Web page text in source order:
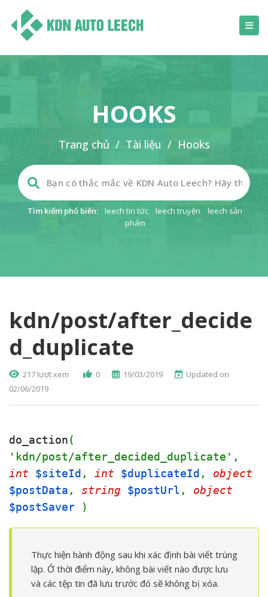
HOOKS
Trang chủ / Tài liệu / Hooks
Tìm kiếm phổ biến: leech tin tức, leech truyện, leech sản
phẩm
kdn/post/after_decide
d_duplicate
217 lượt xem 0 19/03/2019
Updated on
02/06/2019
do_action(
'kdn/post/after_decided_duplicate',
int
$siteId , int $duplicateId , object
$postData , string $postUrl , object
$postSaver )
Thực hiện hành động sau khi xác định bài viết trùng
lặp. Ở thời điểm này, không bài viết nào được lưu
và các tệp tin đã lưu trước đó sẽ không bị xóa.